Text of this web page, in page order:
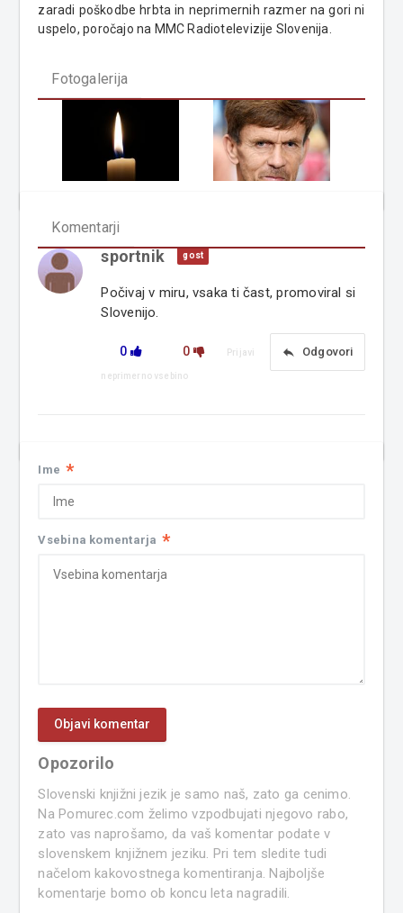
zaradi poškodbe hrbta in neprimernih razmer na gori ni
uspelo, poročajo na MMC Radiotelevizije Slovenija.
Fotogalerija
Komentarji
sportnik gost
Počivaj v miru, vsaka ti čast, promoviral si
Slovenijo.
0 0 reply Odgovori
Prijavi
neprimerno vsebino
Ime *
Vsebina komentarja *
Opozorilo
Slovenski knjižni jezik je samo naš, zato ga cenimo.
Na Pomurec.com želimo vzpodbujati njegovo rabo,
zato vas naprošamo, da vaš komentar podate v
slovenskem knjižnem jeziku. Pri tem sledite tudi
načelom kakovostnega komentiranja. Najboljše
komentarje bomo ob koncu leta nagradili.